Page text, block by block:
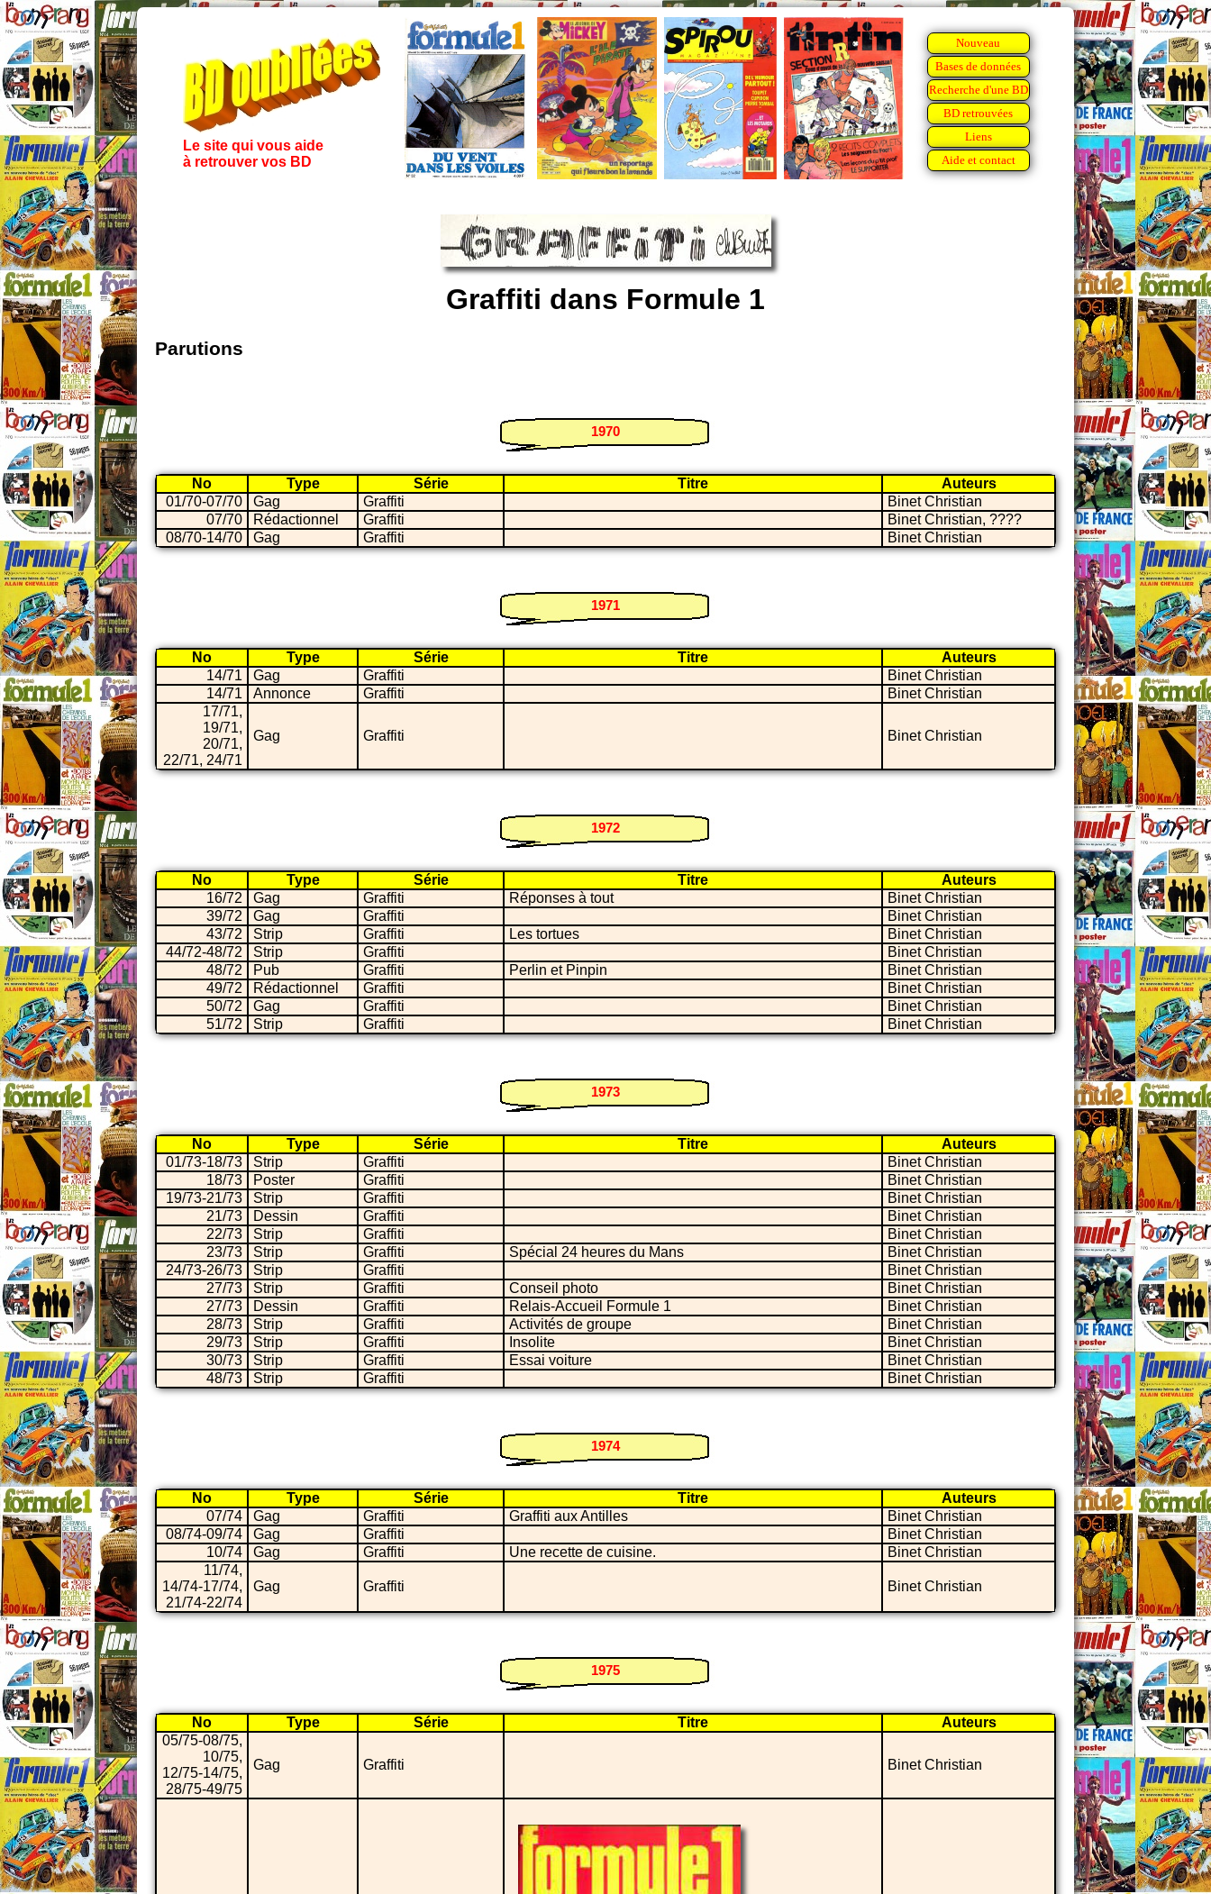
Le site qui vous aide
à retrouver vos BD
Nouveau
Bases de données
Recherche d'une BD
BD retrouvées
Liens
Aide et contact
Graffiti dans Formule 1
Parutions
1970
No Type Série Titre
Auteurs
01/70-07/70
Gag Graffiti
Binet Christian
07/70
Rédactionnel Graffiti
Binet Christian, ????
08/70-14/70
Gag Graffiti Binet Christian
1971
No Type Série Titre
Auteurs
14/71
Gag Graffiti
Binet Christian
14/71
Annonce Graffiti
Binet Christian
17/71,
19/71,
20/71,
22/71, 24/71
Gag Graffiti Binet Christian
1972
No Type Série Titre
Auteurs
16/72
Gag Graffiti Réponses à tout
Binet Christian
39/72
Gag Graffiti
Binet Christian
43/72
Strip Graffiti Les tortues
Binet Christian
44/72-48/72
Strip Graffiti
Binet Christian
48/72
Pub Graffiti Perlin et Pinpin
Binet Christian
49/72
Rédactionnel Graffiti
Binet Christian
50/72
Gag Graffiti
Binet Christian
51/72
Strip Graffiti Binet Christian
1973
No Type Série Titre
Auteurs
01/73-18/73
Strip Graffiti
Binet Christian
18/73
Poster Graffiti
Binet Christian
19/73-21/73
Strip Graffiti
Binet Christian
21/73
Dessin Graffiti
Binet Christian
22/73
Strip Graffiti
Binet Christian
23/73
Strip Graffiti Spécial 24 heures du Mans
Binet Christian
24/73-26/73
Strip Graffiti
Binet Christian
27/73
Strip Graffiti Conseil photo
Binet Christian
27/73
Dessin Graffiti Relais-Accueil Formule 1
Binet Christian
28/73
Strip Graffiti Activités de groupe
Binet Christian
29/73
Strip Graffiti Insolite
Binet Christian
30/73
Strip Graffiti Essai voiture
Binet Christian
48/73
Strip Graffiti Binet Christian
1974
No Type Série Titre
Auteurs
07/74
Gag Graffiti Graffiti aux Antilles
Binet Christian
08/74-09/74
Gag Graffiti
Binet Christian
10/74
Gag Graffiti Une recette de cuisine.
Binet Christian
11/74,
14/74-17/74,
21/74-22/74
Gag Graffiti Binet Christian
1975
No Type Série Titre
Auteurs
05/75-08/75,
10/75,
12/75-14/75,
28/75-49/75
Gag Graffiti Binet Christian